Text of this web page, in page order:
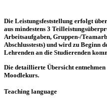
Die Leistungsfeststellung erfolgt
aus mindestens 3
Arbeitsaufgaben, Gruppen-/
Abschlusstests) und wird zu Beginn
Lehrenden an die Studierenden
Die detaillierte Übersicht entnehmen
Moodlekurs.
Teaching language